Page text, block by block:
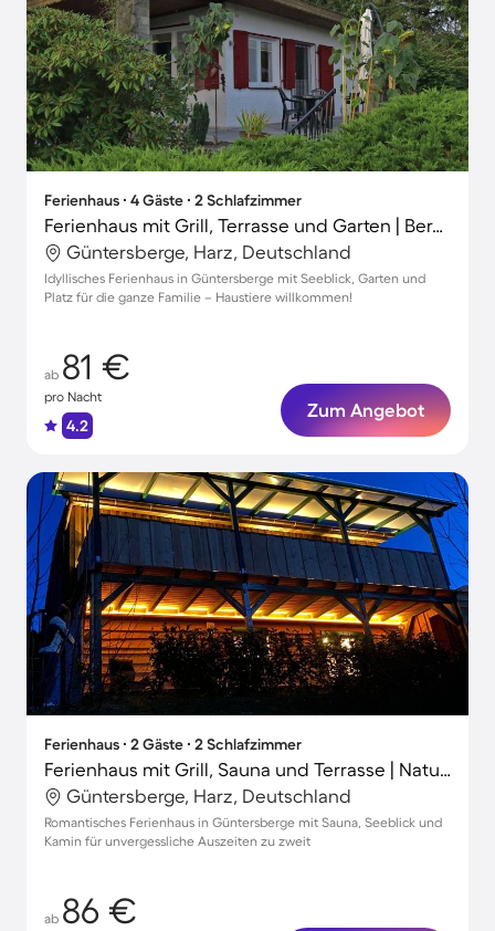
Ferienhaus ∙ 4 Gäste ∙ 2 Schlafzimmer
Ferienhaus mit Grill, Terrasse und Garten | Bergblick
Güntersberge, Harz, Deutschland
Idyllisches Ferienhaus in Güntersberge mit Seeblick, Garten und
Platz für die ganze Familie – Haustiere willkommen!
ab 81 €
pro Nacht
4.2
Zum Angebot
Ferienhaus ∙ 2 Gäste ∙ 2 Schlafzimmer
Ferienhaus mit Grill, Sauna und Terrasse | Naturblick
Güntersberge, Harz, Deutschland
Romantisches Ferienhaus in Güntersberge mit Sauna, Seeblick und
Kamin für unvergessliche Auszeiten zu zweit
ab 86 €